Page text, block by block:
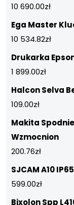
10 690.00zł
Ega Master
10 534.82zł
Drukarka
1 899.00zł
Halcon Selva
109.00zł
Makita
Wzmocnion
200.76zł
SJCAM A10
599.00zł
Bixolon Spp